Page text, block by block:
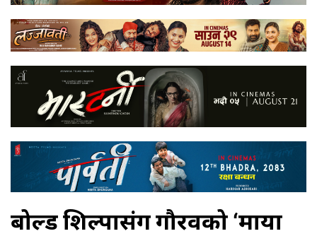
बोल्ड शिल्पासंग गौरवको ‘माया